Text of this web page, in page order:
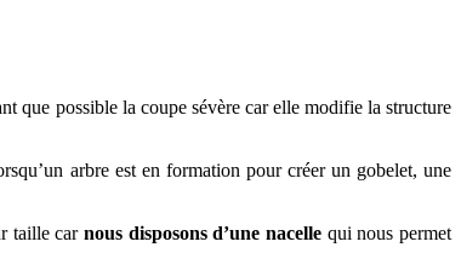
que possible la coupe sévère car elle modifie la structure
arbre est en formation pour créer un gobelet, une
taille carnous disposons d’une nacelle qui nous permet